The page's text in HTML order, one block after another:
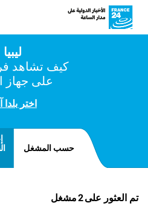
ليبيا
كيف تشاهد
على جهاز
اختر بلدا
حسب المشغل
مشغل2تم العثور على